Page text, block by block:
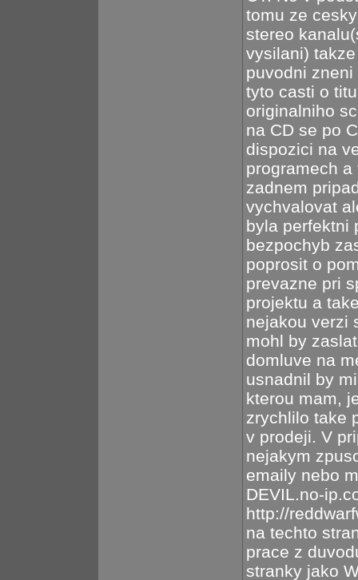
tomu ze
stereo
vysilani)
puvodni
tyto casti o
originalniho
na CD se po
dispozici na
programech
zadnem
vychvalovat
byla perfektni
bezpochyb
poprosit o
prevazne pri
projektu a
nejakou verzi
mohl by
domluve na
usnadnil by
kterou mam,
zrychlilo take
v prodeji. V
nejakym
emaily nebo
DEVIL.no-
http://
na techto
prace z
stranky jako